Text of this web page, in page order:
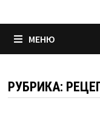
МЕНЮ
РУБРИКА: